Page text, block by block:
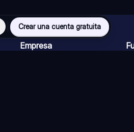
Crear una cuenta gratuita
Empresa